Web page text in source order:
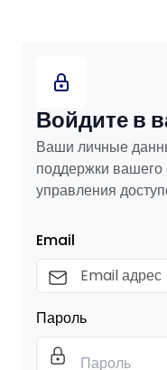
Войдите в
Ваши личные
поддержки вашего
управления
Email
Пароль